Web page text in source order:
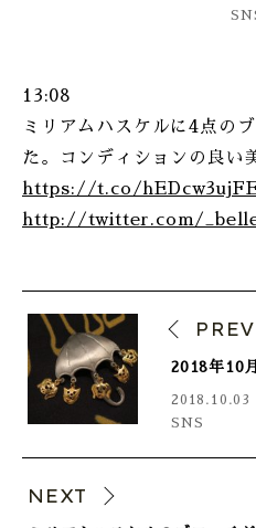
13:08
ミリアムハスケルに4点の
た。コンディションの良い
https://t.co/
http://twitter.com/
PREV
2018年10
2018.10.03
SNS
NEXT